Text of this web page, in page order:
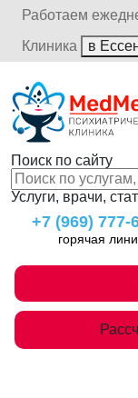
Работаем
Клиника
в
Поиск по сайту
Услуги, врачи,
+7 (969) 777-
горячая